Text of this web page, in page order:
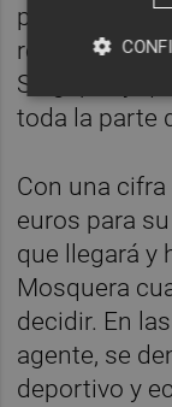
posición del
renovar al
Singapur y
toda la parte
Con una
euros para
que llegará y
Mosquera
decidir. En
agente, se
deportivo y